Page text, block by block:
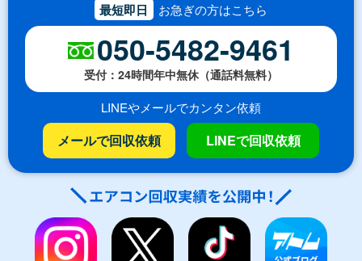
最短即日 お急ぎの方はこちら
050-5482-9461
受付：24時間年中無休（通話料無料）
LINEやメールでカンタン依頼
メールで回収依頼 LINEで回収依頼